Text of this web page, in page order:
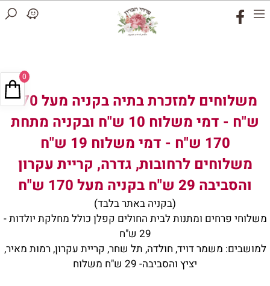
משלוחים למזכרת בתיה בקניה מעל 170
ש"ח - דמי משלוח 10 ש"ח ובקניה מתחת
170 ש"ח - דמי משלוח 19 ש"ח
משלוחים לרחובות, גדרה, קריית עקרון
והסביבה 29 ש"ח בקניה מעל 170 ש"ח
(בקניה באתר בלבד)
משלוחי פרחים ומתנות לבית החולים קפלן כולל מחלקת יולדות -
29 ש"ח
למושבים: משמר דויד, חולדה, תל שחר, קריית עקרון, רמות מאיר,
יציץ והסביבה- 29 ש"ח משלוח
0